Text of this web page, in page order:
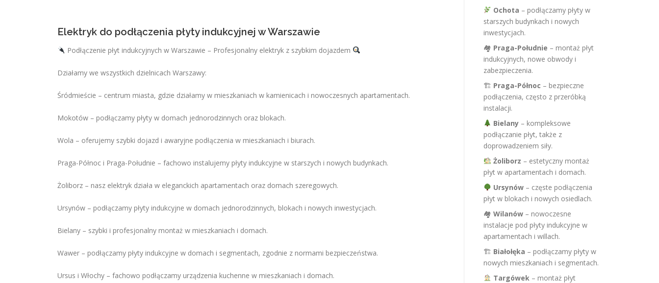
Elektryk do podłączenia płyty indukcyjnej w Warszawie
Podłączenie płyt indukcyjnych w Warszawie – Profesjonalny elektryk z szybkim dojazdem
Działamy we wszystkich dzielnicach Warszawy:
Śródmieście – centrum miasta, gdzie działamy w mieszkaniach w kamienicach i nowoczesnych apartamentach.
Mokotów – podłączamy płyty w domach jednorodzinnych oraz blokach.
Wola – oferujemy szybki dojazd i awaryjne podłączenia w mieszkaniach i biurach.
Praga-Północ i Praga-Południe – fachowo instalujemy płyty indukcyjne w starszych i nowych budynkach.
Żoliborz – nasz elektryk działa w eleganckich apartamentach oraz domach szeregowych.
Ursynów – podłączamy płyty indukcyjne w domach jednorodzinnych, blokach i nowych inwestycjach.
Bielany – szybki i profesjonalny montaż w mieszkaniach i domach.
Wawer – podłączamy płyty indukcyjne w domach i segmentach, zgodnie z normami bezpieczeństwa.
Ursus i Włochy – fachowo podłączamy urządzenia kuchenne w mieszkaniach i domach.
Ochota – podłączamy płyty w
starszych budynkach i nowych
inwestycjach.
🏘 Praga-Południe – montaż płyt
indukcyjnych, nowe obwody i
zabezpieczenia.
🏗 Praga-Północ – bezpieczne
podłączenia, często z przeróbką
instalacji.
Bielany– kompleksowe
podłączanie płyt, także z
doprowadzeniem siły.
Żoliborz – estetyczny montaż
płyt w apartamentach i domach.
Ursynów– częste podłączenia
płyt w blokach i nowych osiedlach.
🏘 Wilanów – nowoczesne
instalacje pod płyty indukcyjne w
apartamentach i willach.
🏗 Białołęka – podłączamy płyty w
nowych mieszkaniach i segmentach.
Targówek– montaż płyt